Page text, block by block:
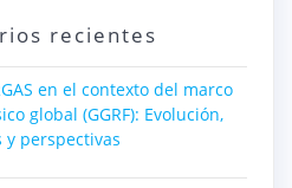
recientes
en el contexto del marco
global (GGRF): Evolución,
y perspectivas